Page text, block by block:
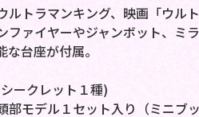
ルトラマンキング、映画「ウル
ファイヤーやジャンボット、ミ
台座が付属。
ークレット１種)
モデル１セット入り（ミニブ